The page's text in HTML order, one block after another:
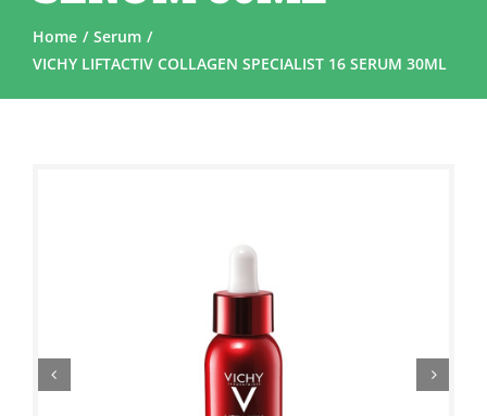
Home
Serum
VICHY LIFTACTIV COLLAGEN SPECIALIST 16 SERUM 30ML